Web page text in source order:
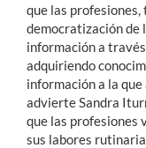
que las profesiones,
democratización de
información a
adquiriendo
información a la que
advierte Sandra
que las profesiones
sus labores